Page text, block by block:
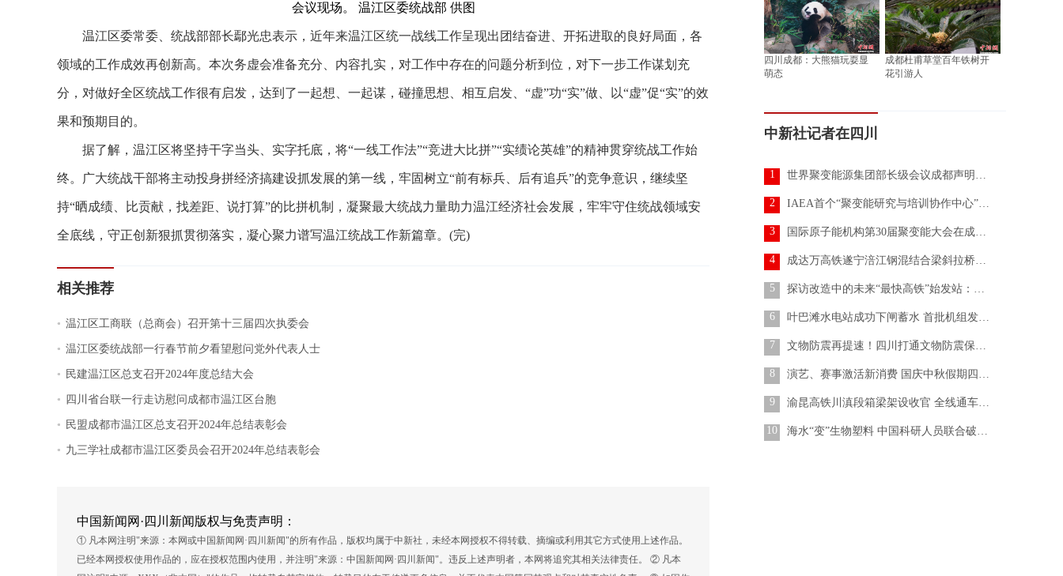
会议现场。 温江区委统战部 供图
温江区委常委、统战部部长鄢光忠表示，近年来温江区统一战线工作呈现出团结奋进、开拓进取的良好局面，各
领域的工作成效再创新高。本次务虚会准备充分、内容扎实，对工作中存在的问题分析到位，对下一步工作谋划充
分，对做好全区统战工作很有启发，达到了一起想、一起谋，碰撞思想、相互启发、“虚”功“实”做、以“虚”促“实”的效
果和预期目的。
据了解，温江区将坚持干字当头、实字托底，将“一线工作法”“竞进大比拼”“实绩论英雄”的精神贯穿统战工作始
终。广大统战干部将主动投身拼经济搞建设抓发展的第一线，牢固树立“前有标兵、后有追兵”的竞争意识，继续坚
持“晒成绩、比贡献，找差距、说打算”的比拼机制，凝聚最大统战力量助力温江经济社会发展，牢牢守住统战领域安
全底线，守正创新狠抓贯彻落实，凝心聚力谱写温江统战工作新篇章。(完)
相关推荐
. 温江区工商联（总商会）召开第十三届四次执委会
. 温江区委统战部一行春节前夕看望慰问党外代表人士
. 民建温江区总支召开2024年度总结大会
. 四川省台联一行走访慰问成都市温江区台胞
. 民盟成都市温江区总支召开2024年总结表彰会
. 九三学社成都市温江区委员会召开2024年总结表彰会
中国新闻网·四川新闻版权与免责声明：
① 凡本网注明"来源：本网或中国新闻网·四川新闻"的所有作品，版权均属于中新社，未经本网授权不得转载、摘编或利用其它方式使用上述作品。
已经本网授权使用作品的，应在授权范围内使用，并注明"来源：中国新闻网·四川新闻"。违反上述声明者，本网将追究其相关法律责任。 ② 凡本
四川成都：大熊猫玩耍显
萌态
成都杜甫草堂百年铁树开
花引游人
中新社记者在四川
1 世界聚变能源集团部长级会议成都声明发布
2 IAEA首个“聚变能研究与培训协作中心”落地中国
3 国际原子能机构第30届聚变能大会在成都开幕
4 成达万高铁遂宁涪江钢混结合梁斜拉桥合龙
5 探访改造中的未来“最快高铁”始发站：将实现“立体交叉零换乘”
6 叶巴滩水电站成功下闸蓄水 首批机组发电进入倒计时
7 文物防震再提速！四川打通文物防震保护“最后一公里”
8 演艺、赛事激活新消费 国庆中秋假期四川揽金超384亿元
9 渝昆高铁川滇段箱梁架设收官 全线通车再提速
10 海水“变”生物塑料 中国科研人员联合破解海水捕碳难题